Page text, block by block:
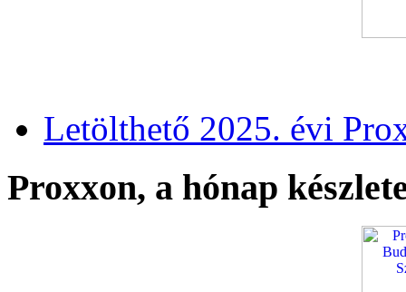
Letölthető 2025. évi
Proxxon, a hónap